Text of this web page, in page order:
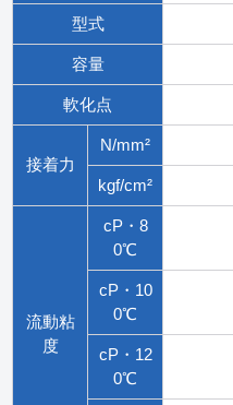
型式
容量
軟化点
接着力
N/mm²
kgf/cm²
流動粘
度
cP・8
0℃
cP・10
0℃
cP・12
0℃